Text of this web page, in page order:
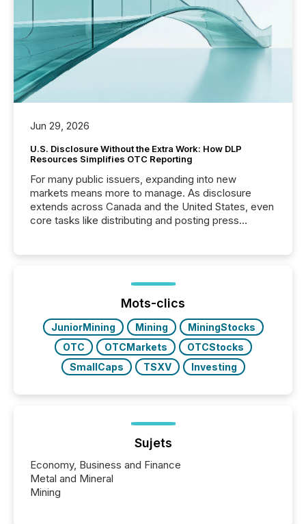
Jun 29, 2026
U.S. Disclosure Without the Extra Work: How DLP
Resources Simplifies OTC Reporting
For many public issuers, expanding into new
markets means more to manage. As disclosure
extends across Canada and the United States, even
core tasks like distributing and posting press
posting of its news simple. “They seamlessly post
our news on the OTC Markets site. I don’t even
have to think...
Mots-clics
JuniorMining Mining
MiningStocks
OTC
OTCMarkets
OTCStocks
SmallCaps
TSXV Investing
Sujets
Economy, Business and Finance
Metal and Mineral
Mining